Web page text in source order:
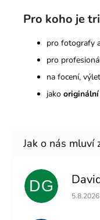
Pro koho je
pro fotografy
pro
na focení,
jako
DG
5.8.2026